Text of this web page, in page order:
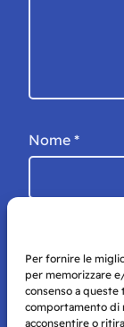
Per fornire le
per memorizzare
consenso a
comportamento di
acconsentire o
Nome *